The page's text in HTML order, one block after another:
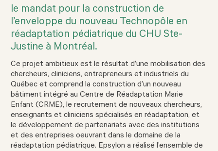
le mandat pour la construction de
l’enveloppe du nouveau Technopôle en
réadaptation pédiatrique du CHU Ste-
Justine à Montréal.
Ce projet ambitieux est le résultat d’une mobilisation des
chercheurs, cliniciens, entrepreneurs et industriels du
Québec et comprend la construction d’un nouveau
bâtiment intégré au Centre de Réadaptation Marie
Enfant (CRME), le recrutement de nouveaux chercheurs,
enseignants et cliniciens spécialisés en réadaptation, et
le développement de partenariats avec des institutions
et des entreprises oeuvrant dans le domaine de la
réadaptation pédiatrique. Epsylon a réalisé l’ensemble de